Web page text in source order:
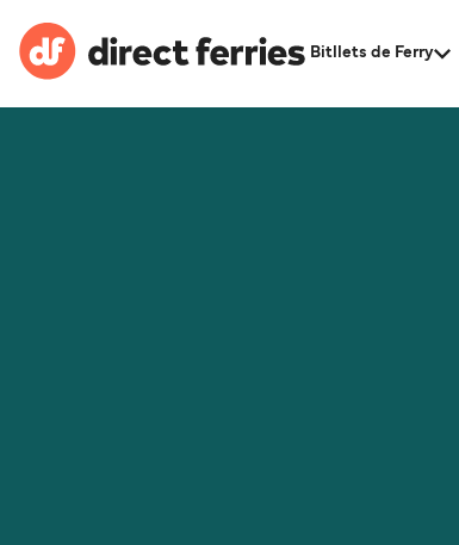
Bitllets de Ferry